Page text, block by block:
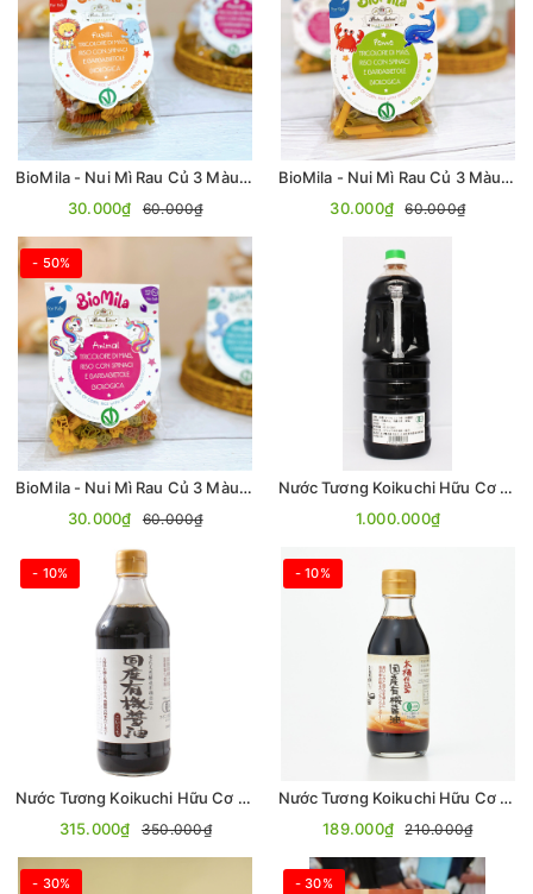
BioMila - Nui Mì Rau Củ 3 Màu Hữu Cơ (Không Gluten) - Hình Xoắn 100gr
30.000₫
60.000₫
BioMila - Nui Mì Rau Củ 3 Màu Hữu Cơ (Không Gluten) - Hình Ống 100gr
30.000₫
60.000₫
- 50%
BioMila - Nui Mì Rau Củ 3 Màu Hữu Cơ (Không Gluten) - Hình Thú 100gr
30.000₫
60.000₫
Nước Tương Koikuchi Hữu Cơ 1.8L
1.000.000₫
- 10%
Nước Tương Koikuchi Hữu Cơ 500ml
315.000₫
350.000₫
- 10%
Nước Tương Koikuchi Hữu Cơ 200ml
189.000₫
210.000₫
- 30% - 30%